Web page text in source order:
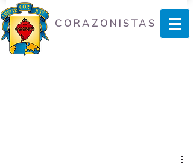
CORAZONISTAS